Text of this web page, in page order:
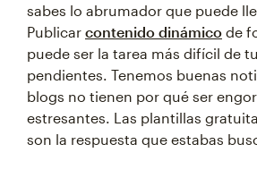
sabes lo abrumador que puede
Publicar contenido dinámico de
puede ser la tarea más difícil de
pendientes. Tenemos buenas
blogs no tienen por qué ser
estresantes. Las plantillas
son la respuesta que estabas